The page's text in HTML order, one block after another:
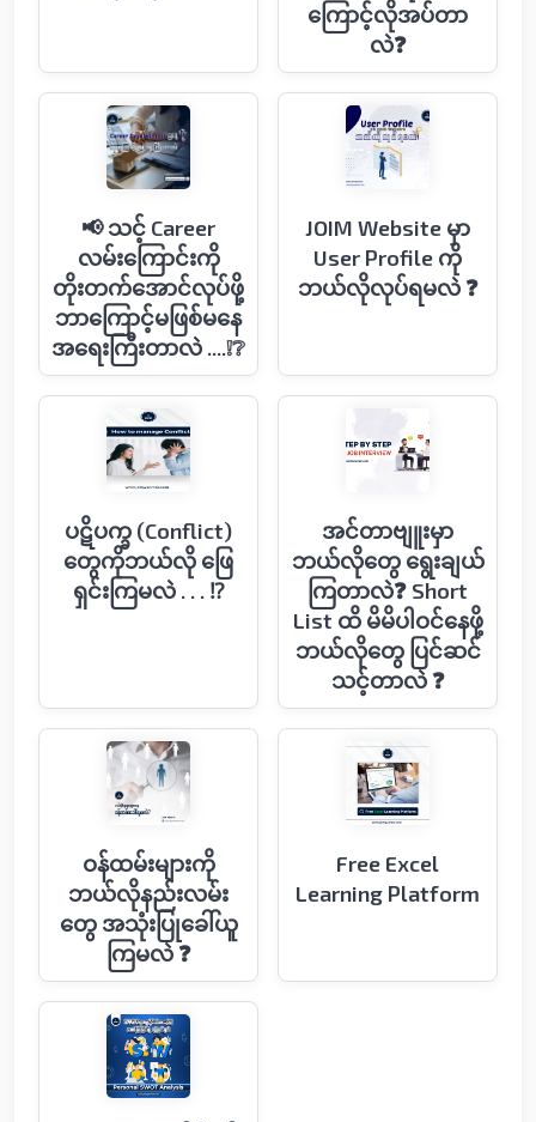
ကြောင့်လိုအပ်တာ
လဲ❓
📢 သင့် Career
လမ်းကြောင်းကို
တိုးတက်အောင်လုပ်ဖို့
ဘာကြောင့်မဖြစ်မနေ
အရေးကြီးတာလဲ ....❕❔
JOIM Website မှာ
User Profile ကို
ဘယ်လိုလုပ်ရမလဲ ❓
ပဋိပက္ခ (Conflict)
တွေကိုဘယ်လို ဖြေ
ရှင်းကြမလဲ . . . ⁉️
အင်တာဗျူးမှာ
ဘယ်လို‌တွေ ရွေးချယ်
ကြတာလဲ❓ Short
List ထိ မိမိပါဝင်နေဖို့
ဘယ်လိုတွေ ပြင်ဆင်
သင့်တာလဲ ❓
ဝန်ထမ်းများကို
ဘယ်လိုနည်းလမ်း​
တွေ အသုံးပြု​ခေါ်ယူ
ကြမလဲ ❓
Free Excel
Learning Platform